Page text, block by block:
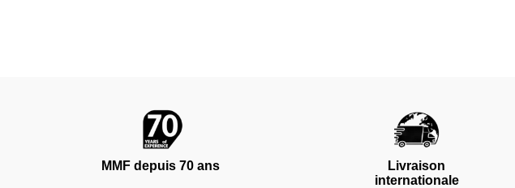
MMF depuis 70 ans
Livraison
internationale